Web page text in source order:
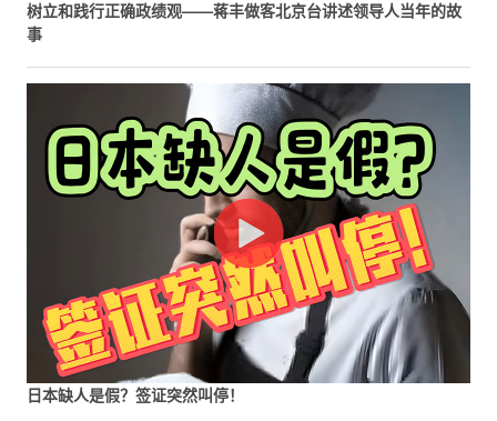
树立和践行正确政绩观——蒋丰做客北京台讲述领导人当年的故
事
日本缺人是假？签证突然叫停！